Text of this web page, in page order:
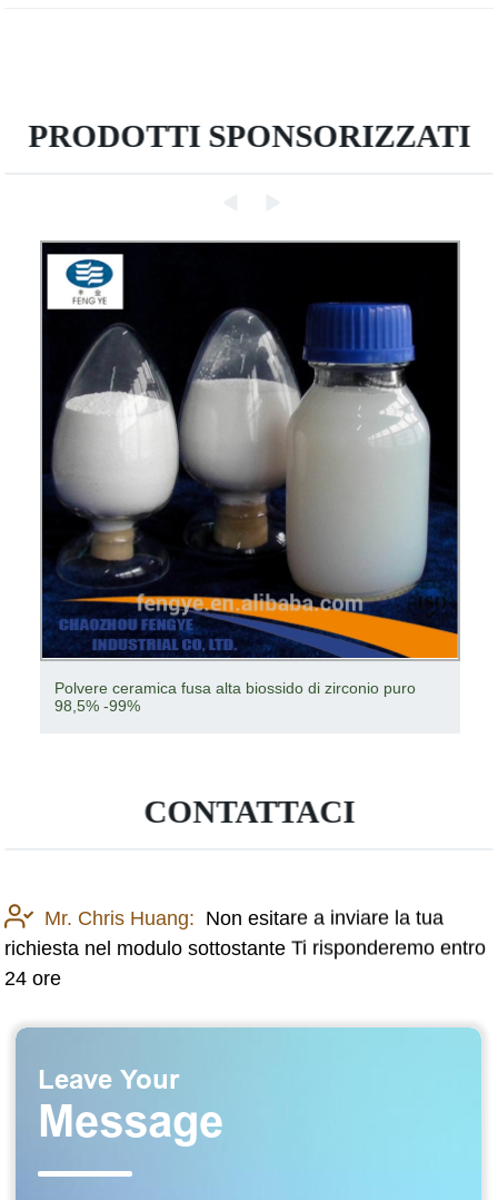
PRODOTTI SPONSORIZZATI
Polvere ceramica fusa alta biossido di zirconio puro
98,5% -99%
CONTATTACI
Mr. Chris Huang: Non esitare a inviare la tua
richiesta nel modulo sottostante Ti risponderemo entro
24 ore